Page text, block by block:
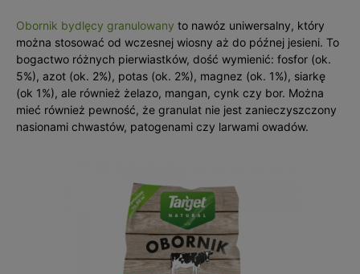
Obornik bydlęcy granulowany to nawóz uniwersalny, który
można stosować od wczesnej wiosny aż do późnej jesieni. To
bogactwo różnych pierwiastków, dość wymienić: fosfor (ok.
5%), azot (ok. 2%), potas (ok. 2%), magnez (ok. 1%), siarkę
(ok 1%), ale również żelazo, mangan, cynk czy bor. Można
mieć również pewność, że granulat nie jest zanieczyszczony
nasionami chwastów, patogenami czy larwami owadów.